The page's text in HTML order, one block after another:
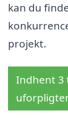
kan du
projekt.
Indhent 3